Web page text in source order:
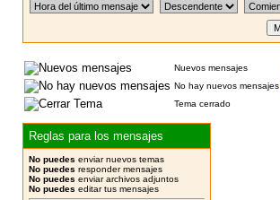
Nuevos mensajes
No hay nuevos mensajes
Tema cerrado
Reglas para los mensajes
No puedes enviar nuevos temas
No puedes responder mensajes
No puedes enviar archivos adjuntos
No puedes editar tus mensajes